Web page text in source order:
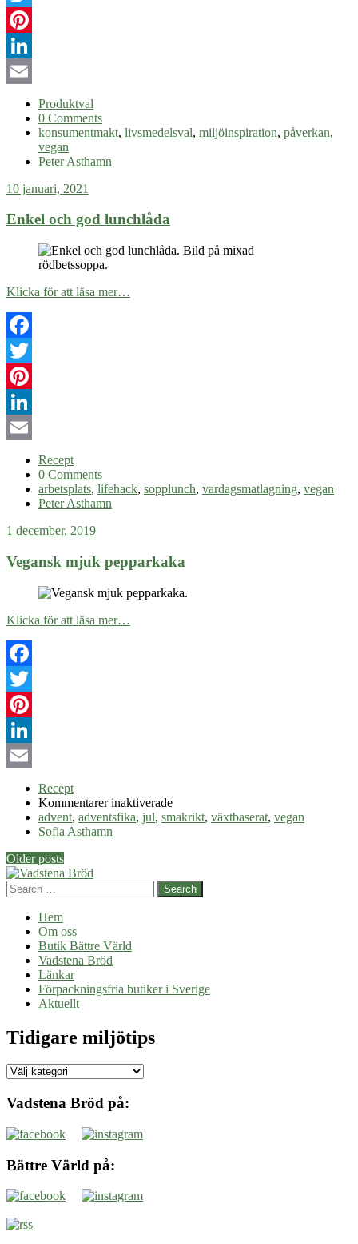
Twitter
Pinterest
LinkedIn
Produktval
0 Comments
konsumentmakt, livsmedelsval, miljöinspiration, påverkan,
vegan
Peter Asthamn
10 januari, 2021
Enkel och god lunchlåda
Klicka för att läsa mer…
Facebook
Twitter
Pinterest
LinkedIn
Recept
0 Comments
arbetsplats, lifehack, sopplunch, vardagsmatlagning, vegan
Peter Asthamn
1 december, 2019
Vegansk mjuk pepparkaka
Klicka för att läsa mer…
Facebook
Twitter
Pinterest
LinkedIn
Recept
Kommentarer inaktiveradeför
Vegansk
advent, adventsfika, jul, smakrikt, växtbaserat, vegan
Sofia Asthamn
Post
navigation
Older posts
Search
Hem
Om oss
Butik Bättre Värld
Vadstena Bröd
Länkar
Förpackningsfria butiker i Sverige
Aktuellt
Tidigare miljötips
Tidigare
Vadstena Bröd på:
Bättre Värld på: